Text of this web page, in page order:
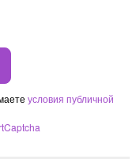
условия публичной